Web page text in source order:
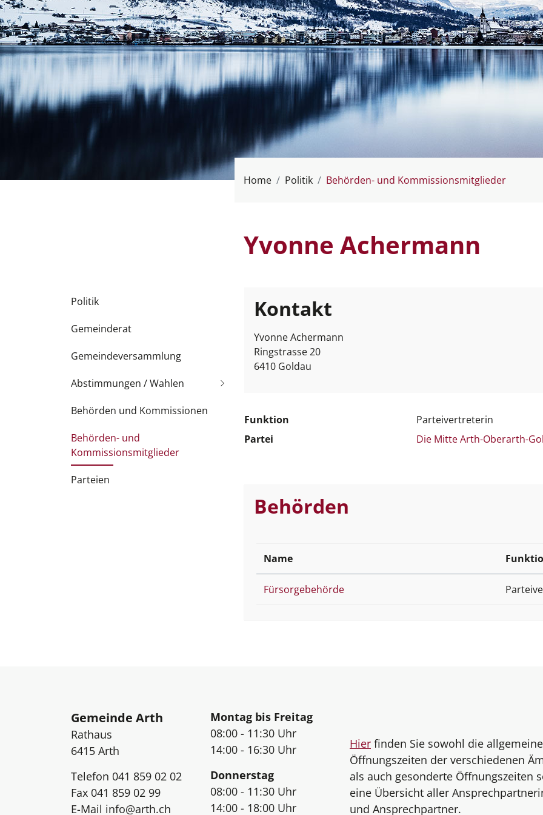
Home Politik Behörden- und Kommissionsmitglieder
Yvonne Achermann
Subnavigation
Politik
Gemeinderat
Gemeindeversammlung
Abstimmungen / Wahlen
Behörden und Kommissionen
Behörden- und
Kommissionsmitglieder
(
a
Parteien
Kontakt
Yvonne Achermann
Ringstrasse 20
6410 Goldau
Funktion
Parteivertreterin
Partei
Die Mitte Arth-Oberarth-
Behörden
Name
Fürsorgebehörde
Gemeinde Arth
Rathaus
6415 Arth
Telefon 041 859 02 02
Fax 041 859 02 99
E-Mail info@arth.ch
Öffnungszeiten
Montag bis Freitag
08:00 - 11:30 Uhr
14:00 - 16:30 Uhr
Donnerstag
08:00 - 11:30 Uhr
14:00 - 18:00 Uhr
Hier finden Sie sowohl die
Öffnungszeiten der verschiedenen
als auch gesonderte Öffnungszeiten
eine Übersicht aller
und Ansprechpartner.